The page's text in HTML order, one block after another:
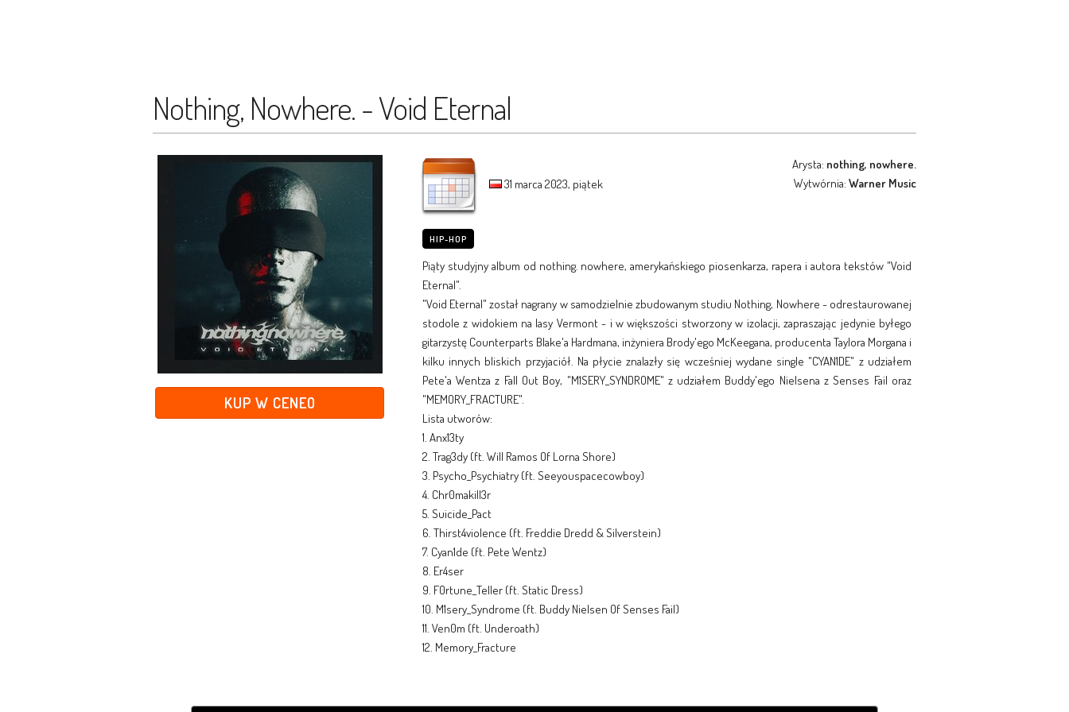
Nothing, Nowhere. - Void Eternal
KUP W CENEO
31 marca 2023, piątek
Arysta: nothing, nowhere.
Wytwórnia: Warner Music
HIP-HOP
Piąty studyjny album od nothing. nowhere, amerykańskiego piosenkarza, rapera i autora tekstów "Void
Eternal".
"Void Eternal" został nagrany w samodzielnie zbudowanym studiu Nothing, Nowhere - odrestaurowanej
stodole z widokiem na lasy Vermont - i w większości stworzony w izolacji, zapraszając jedynie byłego
gitarzystę Counterparts Blake'a Hardmana, inżyniera Brody'ego McKeegana, producenta Taylora Morgana i
kilku innych bliskich przyjaciół. Na płycie znalazły się wcześniej wydane single "CYAN1DE" z udziałem
Pete'a Wentza z Fall Out Boy, "M1SERY_SYNDROME" z udziałem Buddy'ego Nielsena z Senses Fail oraz
"MEMORY_FRACTURE".
Lista utworów:
1. Anx13ty
2. Trag3dy (ft. Will Ramos Of Lorna Shore)
3. Psycho_Psychiatry (ft. Seeyouspacecowboy)
4. Chr0makill3r
5. Suicide_Pact
6. Thirst4violence (ft. Freddie Dredd & Silverstein)
7. Cyan1de (ft. Pete Wentz)
8. Er4ser
9. F0rtune_Teller (ft. Static Dress)
10. M1sery_Syndrome (ft. Buddy Nielsen Of Senses Fail)
11. Ven0m (ft. Underoath)
12. Memory_Fracture